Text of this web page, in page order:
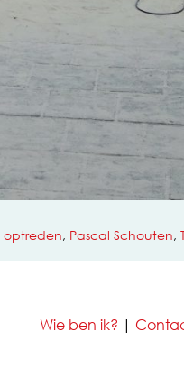
optreden, Pascal Schouten,
Wie ben ik? |